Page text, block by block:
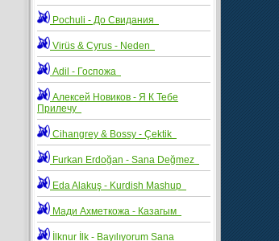
Pochuli - До Свидания
Virüs & Cyrus - Neden
Adil - Госпожа
Алексей Новиков - Я К Тебе
Прилечу
Cihangrey & Bossy - Çektik
Furkan Erdoğan - Sana Değmez
Eda Alakuş - Kurdish Mashup
Мади Ахметкожа - Казагым
İlknur İlk - Bayılıyorum Sana